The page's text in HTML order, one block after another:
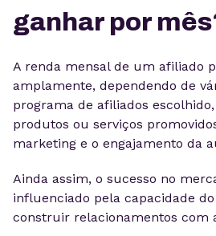
ganhar por
A renda mensal de um afiliado
amplamente, dependendo de
programa de afiliados
produtos ou serviços
marketing e o engajamento da
Ainda assim, o sucesso no
influenciado pela capacidade
construir relacionamentos com